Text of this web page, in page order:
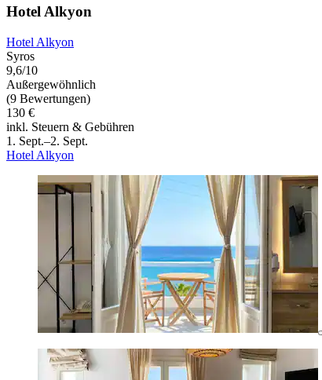
Hotel Alkyon
Hotel Alkyon
Syros
9,6/10
Außergewöhnlich
(9 Bewertungen)
130 €
inkl. Steuern & Gebühren
1. Sept.–2. Sept.
Hotel Alkyon